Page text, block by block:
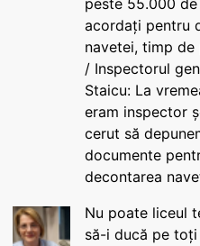
peste 55.000
acordați pentru
navetei, timp de
/ Inspectorul
Staicu: La
eram inspector
cerut să
documente
decontarea
Nu poate liceul
să-i ducă pe